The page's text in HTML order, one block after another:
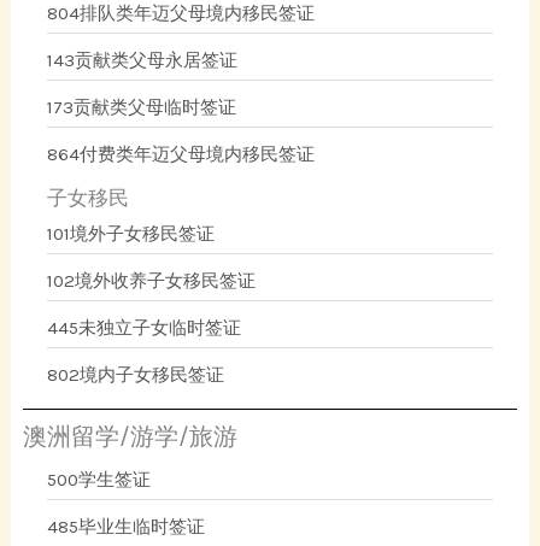
804排队类年迈父母境内移民签证
143贡献类父母永居签证
173贡献类父母临时签证
864付费类年迈父母境内移民签证
子女移民
101境外子女移民签证
102境外收养子女移民签证
445未独立子女临时签证
802境内子女移民签证
澳洲留学/游学/旅游
500学生签证
485毕业生临时签证